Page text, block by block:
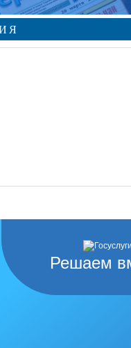
Решаем